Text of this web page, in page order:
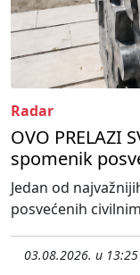
Radar
OVO PRELAZI
spomenik
Jedan od
posvećenih
03.08.2026. u 13:25